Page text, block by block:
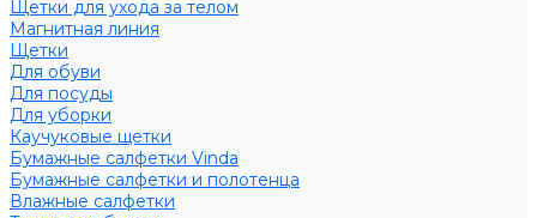
Щетки для ухода за телом
Магнитная линия
Щетки
Для обуви
Для посуды
Для уборки
Каучуковые щетки
Бумажные салфетки Vinda
Бумажные салфетки и полотенца
Влажные салфетки